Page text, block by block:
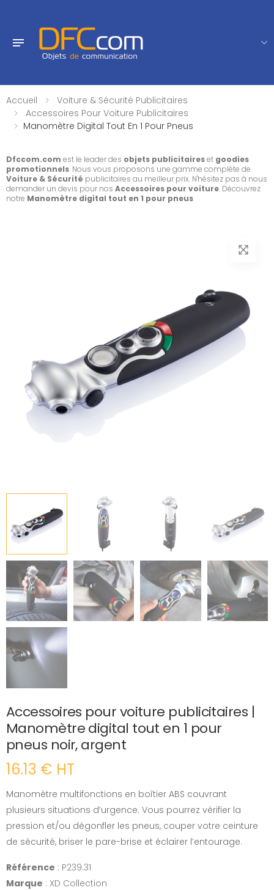
Accueil
Voiture & Sécurité Publicitaires
Accessoires Pour Voiture Publicitaires
Manomètre Digital Tout En 1 Pour Pneus
Dfccom.com est le leader des objets publicitaireset goodies
promotionnels. Nous vous proposons une gamme complète de
Voiture & Sécurité publicitaires au meilleur prix. N'hésitez pas à nous
demander un devis pour nos Accessoires pour voiture. Découvrez
notre Manomètre digital tout en 1 pour pneus
Accessoires pour voiture publicitaires |
Manomètre digital tout en 1 pour
pneus noir, argent
16.13 € HT
Manomètre multifonctions en boîtier ABS couvrant
plusieurs situations d’urgence. Vous pourrez vérifier la
pression et/ou dégonfler les pneus, couper votre ceinture
de sécurité, briser le pare-brise et éclairer l’entourage.
Référence : P239.31
Marque : XD Collection